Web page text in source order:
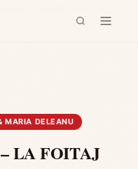
MARIA DELEANU
LA FOITAJ